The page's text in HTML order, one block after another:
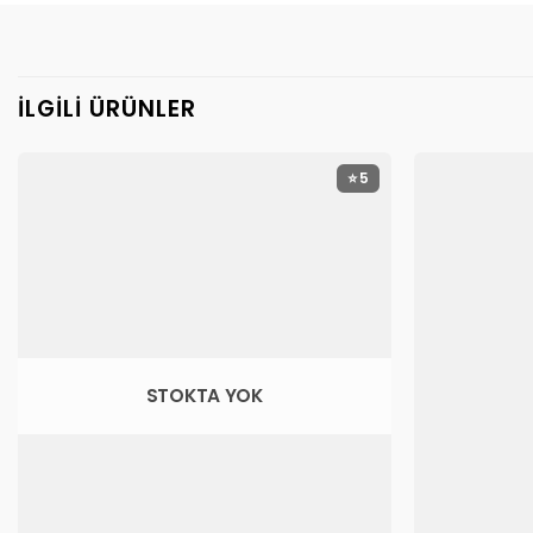
İLGILI ÜRÜNLER
⭐ 5
STOKTA YOK